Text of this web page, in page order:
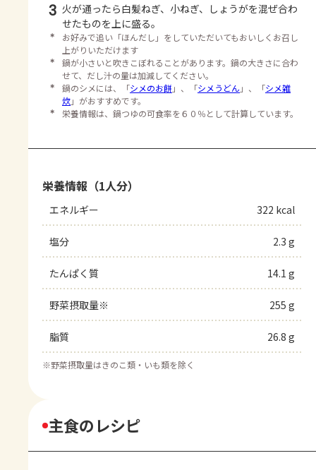
3 火が通ったら白髪ねぎ、小ねぎ、しょうがを混ぜ合わ
せたものを上に盛る。
＊
お好みで追い「ほんだし」をしていただいてもおいしくお召し
上がりいただけます
＊
鍋が小さいと吹きこぼれることがあります。鍋の大きさに合わ
せて、だし汁の量は加減してください。
＊
鍋のシメには、「シメのお餅」、「シメうどん 」、「シメ雑
炊」がおすすめです。
＊
栄養情報は、鍋つゆの可食率を６０％として計算しています。
栄養情報（1人分）
エネルギー 322 kcal
塩分 2.3 g
たんぱく質 14.1 g
野菜摂取量※ 255 g
脂質 26.8 g
※野菜摂取量はきのこ類・いも類を除く
主食のレシピ